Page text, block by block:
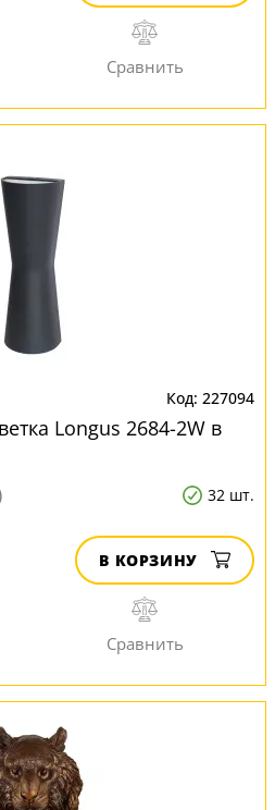
227094
Longus 2684-2W в
32 шт.
В КОРЗИНУ